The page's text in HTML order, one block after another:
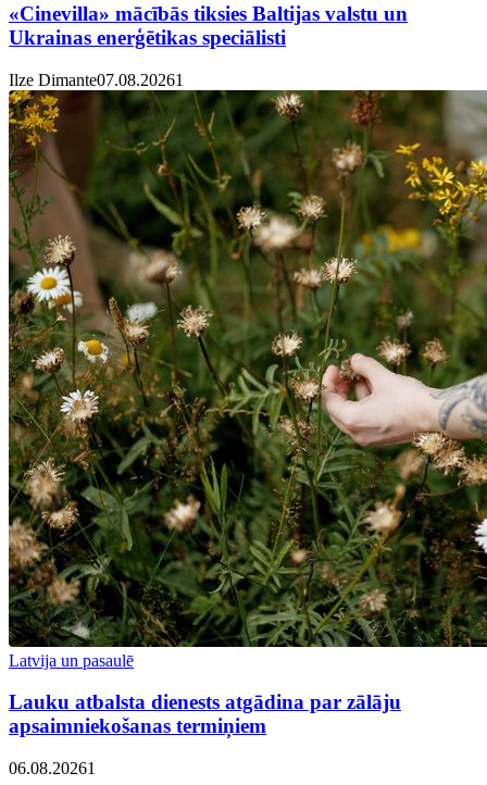
«Cinevilla» mācībās tiksies Baltijas valstu un
Ukrainas enerģētikas speciālisti
Ilze Dimante07.08.20261
Latvija un pasaulē
Lauku atbalsta dienests atgādina par zālāju
apsaimniekošanas termiņiem
06.08.20261